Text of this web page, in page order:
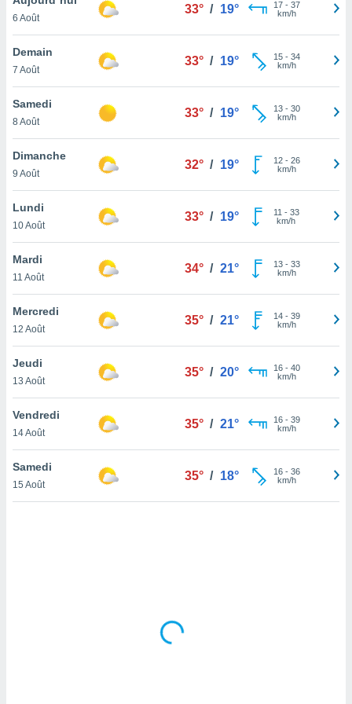
et
»,
au
vous
qu'ils
ou
le
ainsi
un
la
du
en
de
6 Août
33° / 19° 17- 37
km/h
Demain
7 Août
33° / 19° 15- 34
km/h
Samedi
8 Août
33° / 19° 13- 30
km/h
Dimanche
9 Août
32° / 19° 12- 26
km/h
Lundi
10 Août
33° / 19° 11 - 33
km/h
Mardi
11 Août
34° / 21° 13- 33
km/h
Mercredi
12 Août
35° / 21° 14- 39
km/h
Jeudi
13 Août
35° / 20° 16- 40
km/h
Vendredi
14 Août
35° / 21° 16- 39
km/h
Samedi
15 Août
35° / 18° 16- 36
km/h